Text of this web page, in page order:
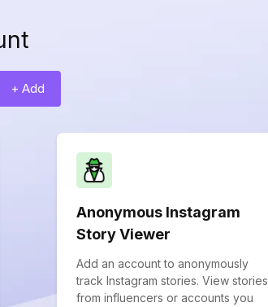
+ Add
Anonymous Instagram
Story Viewer
Add an account to anonymously
track Instagram stories. View stories
from influencers or accounts you